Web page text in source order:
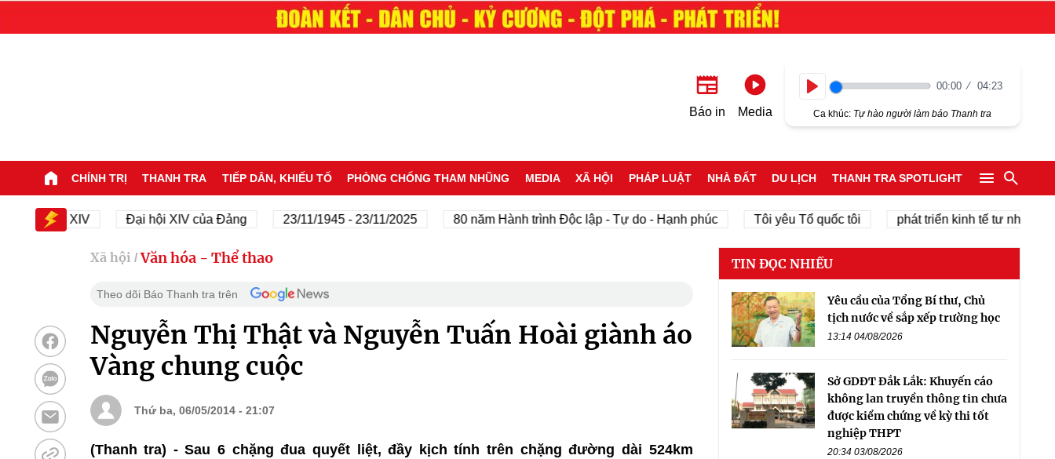
Báo in Media
00:00 04:23
Ca khúc: Tự hào người làm báo Thanh tra
CHÍNH TRỊ THANH TRA TIẾP DÂN, KHIẾU TỐ PHÒNG CHỐNG THAM NHŨNG MEDIA XÃ HỘI PHÁP LUẬT NHÀ ĐẤT DU LỊCH THANH TRA SPOTLIGHT
Đại hội XIV Đại hội XIV của Đảng 23/11/1945 - 23/11/2025 80 năm Hành trình Độc lập - Tự do - Hạnh phúc Tôi yêu Tổ quốc tôi phát triển kinh tế tư nhân
Xã hội / Văn hóa - Thể thao
Theo dõi Báo Thanh tra trên
Nguyễn Thị Thật và Nguyễn Tuấn Hoài giành áo
Vàng chung cuộc
Thứ ba, 06/05/2014 - 21:07
(Thanh tra) - Sau 6 chặng đua quyết liệt, đầy kịch tính trên chặng đường dài 524km
TIN ĐỌC NHIỀU
Yêu cầu của Tổng Bí thư, Chủ
tịch nước về sắp xếp trường học
13:14 04/08/2026
Sở GDĐT Đắk Lắk: Khuyến cáo
không lan truyền thông tin chưa
được kiểm chứng về kỳ thi tốt
nghiệp THPT
20:34 03/08/2026